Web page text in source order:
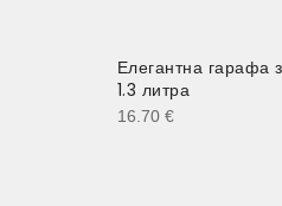
Елегантна гарафа
1.3 литра
16.70 €